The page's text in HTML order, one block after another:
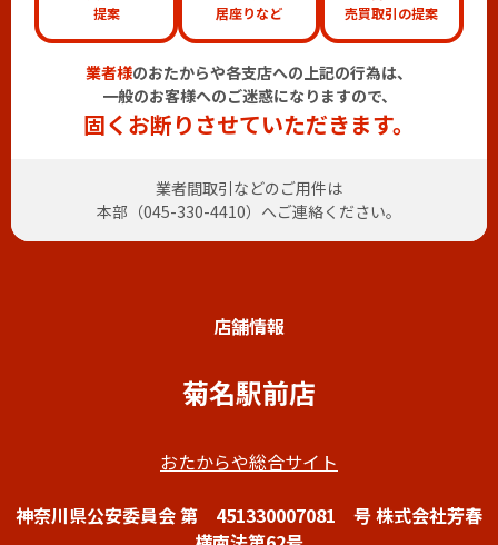
提案
居座りなど
売買取引の提案
業者様のおたからや各支店への上記の行為は、
一般のお客様へのご迷惑になりますので、
固くお断りさせていただきます。
業者間取引などのご用件は
本部（045-330-4410）へご連絡ください。
店舗情報
菊名駅前店
おたからや総合サイト
神奈川県公安委員会 第 451330007081 号 株式会社芳春